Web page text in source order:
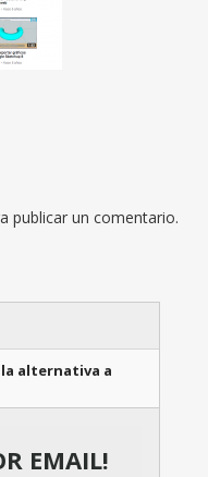
publicar un comentario.
alternativa a
EMAIL!